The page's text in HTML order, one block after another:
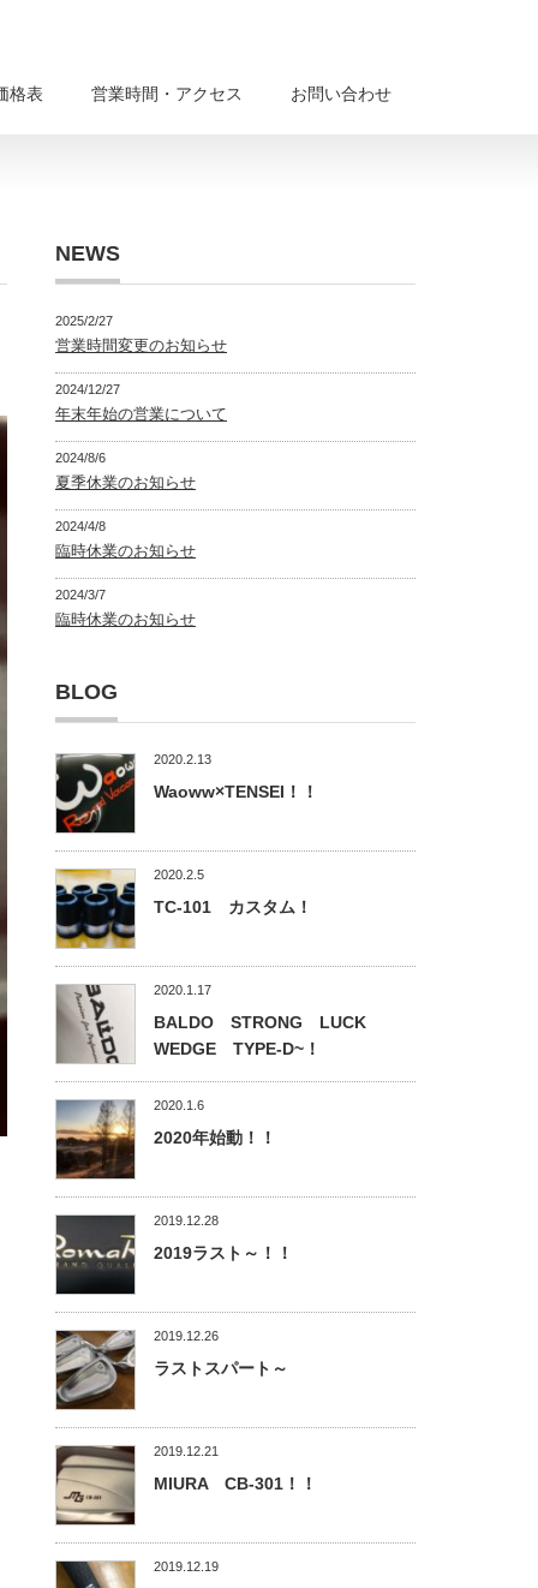
格表 営業時間・アクセス お問い合わせ
NEWS
2025/2/27
営業時間変更のお知らせ
2024/12/27
年末年始の営業について
2024/8/6
夏季休業のお知らせ
2024/4/8
臨時休業のお知らせ
2024/3/7
臨時休業のお知らせ
BLOG
2020.2.13
Waoww×TENSEI！！
2020.2.5
TC-101 カスタム！
2020.1.17
BALDO STRONG LUCK
WEDGE TYPE-D~！
2020.1.6
2020年始動！！
2019.12.28
2019ラスト～！！
2019.12.26
ラストスパート～
2019.12.21
MIURA CB-301！！
2019.12.19